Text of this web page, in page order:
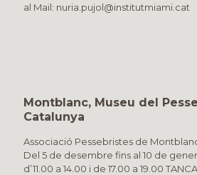
al Mail: nuria.pujol@institutmiami.cat
Montblanc, Museu del
Catalunya
Associació Pessebristes de
Del 5 de desembre fins al 10 de
d’11.00 a 14.00 i de 17.00 a 19.00